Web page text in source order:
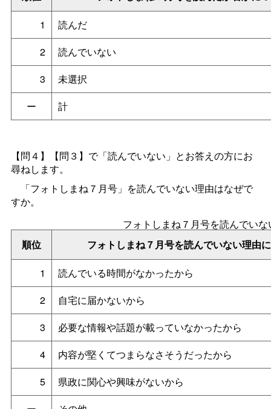
1
読んだ
2
読んでいない
3
未選択
ー
計
【問４】【問３】で「読んでいない」とお答えの方にお
尋ねします。
「フォトしまね７月号」を読んでいない理由はなぜで
すか。
順位 フォトしまね７月号を読んでいない理由
フォトしまね７月号を読んでい
1
読んでいる時間がなかったから
2
自宅に届かないから
3
必要な情報や話題が載っていなかったから
4
内容が堅くてつまらなさそうだったから
5
県政に関心や興味がないから